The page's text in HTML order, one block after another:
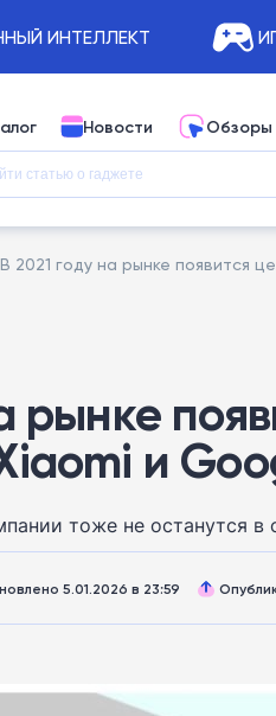
ИНТЕЛЛЕКТ
Новости Обзоры
В 2021 году на рынке появится
рынке
и
тоже не останутся в
5.01.2026 в 23:59